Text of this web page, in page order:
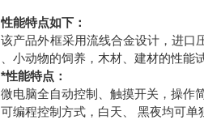
性能特点如下：
该产品外框采用流线合金设计，进口
、小动物的饲养，木材、建材的性能
*性能特点：
微电脑全自动控制、触摸开关，操作简
可编程控制方式，白天、 黑夜均可单